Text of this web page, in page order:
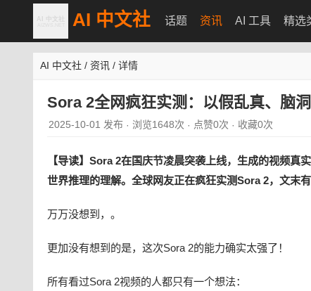
AI 中文社 话题 资讯 AI 工具 精选
AI 中文社 / 资讯 / 详情
Sora 2全网疯狂实测：以假乱真、脑
2025-10-01 发布 · 浏览1648次 · 点赞0次 · 收藏0次
【导读】Sora 2在国庆节凌晨突袭上线，生成的视频
世界推理的理解。全球网友正在疯狂实测Sora 2，文末有
万万没想到，。
更加没有想到的是，这次Sora 2的能力确实太强了！
所有看过Sora 2视频的人都只有一个想法：